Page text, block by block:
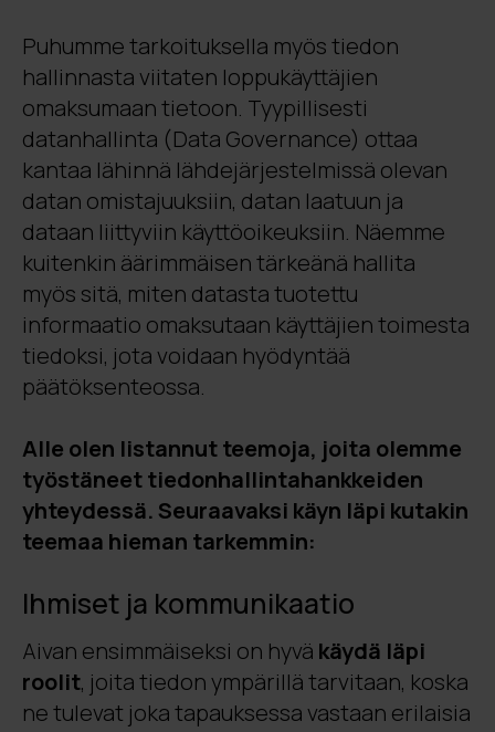
Puhumme tarkoituksella myös tiedon
hallinnasta viitaten loppukäyttäjien
omaksumaan tietoon. Tyypillisesti
datanhallinta (Data Governance) ottaa
kantaa lähinnä lähdejärjestelmissä olevan
datan omistajuuksiin, datan laatuun ja
dataan liittyviin käyttöoikeuksiin. Näemme
kuitenkin äärimmäisen tärkeänä hallita
myös sitä, miten datasta tuotettu
informaatio omaksutaan käyttäjien toimesta
tiedoksi, jota voidaan hyödyntää
päätöksenteossa.
Alle olen listannut teemoja, joita olemme
työstäneet tiedonhallintahankkeiden
yhteydessä. Seuraavaksi käyn läpi kutakin
teemaa hieman tarkemmin:
Ihmiset ja kommunikaatio
Aivan ensimmäiseksi on hyvä käydä läpi
roolit, joita tiedon ympärillä tarvitaan, koska
ne tulevat joka tapauksessa vastaan erilaisia